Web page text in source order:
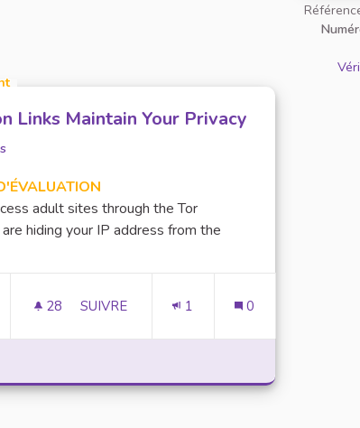
Links Maintain Your Privacy
adult sites through the Tor
hiding your IP address from the
28 28 ABONNÉS
SUIVRE 1 0